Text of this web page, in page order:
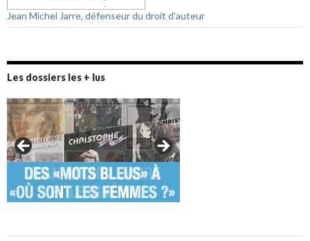
Jean Michel Jarre, défenseur du droit d'auteur
Les dossiers les + lus